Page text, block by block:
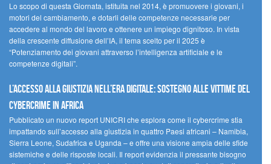
Lo scopo di questa Giornata, istituita nel 2014, è promuovere i giovani, i
motori del cambiamento, e dotarli delle competenze necessarie per
accedere al mondo del lavoro e ottenere un impiego dignitoso. In vista
della crescente diffusione dell’IA, il tema scelto per il 2025 è
“Potenziamento dei giovani attraverso l’intelligenza artificiale e le
competenze digitali”.
L’accesso alla giustizia nell’era digitale: sostegno alle vittime del
cybercrime in Africa
Pubblicato un nuovo report UNICRI che esplora come il cybercrime stia
impattando sull’accesso alla giustizia in quattro Paesi africani – Namibia,
Sierra Leone, Sudafrica e Uganda – e offre una visione ampia delle sfide
sistemiche e delle risposte locali. Il report evidenzia il pressante bisogno